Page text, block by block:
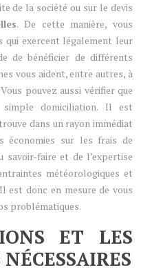
de la société ou sur le devis
. De cette manière, vous
exercent légalement leur
de bénéficier de différents
vous aident, entre autres, à
pouvez aussi vérifier que
simple domiciliation. Il est
dans un rayon immédiat
économies sur les frais de
savoir-faire et de l’expertise
météorologiques et
est donc en mesure de vous
problématiques.
ET LES